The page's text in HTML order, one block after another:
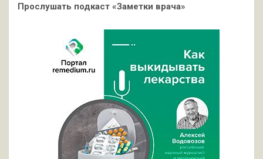
Прослушать подкаст «Заметки врача»